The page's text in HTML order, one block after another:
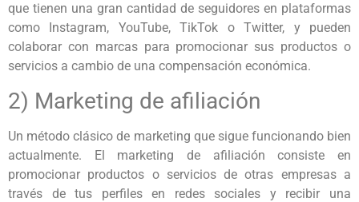
que tienen una gran cantidad de seguidores en plataformas
como Instagram, YouTube, TikTok o Twitter, y pueden
colaborar con marcas para promocionar sus productos o
servicios a cambio de una compensación económica.
2) Marketing de afiliación
Un método clásico de marketing que sigue funcionando bien
actualmente. El marketing de afiliación consiste en
promocionar productos o servicios de otras empresas a
través de tus perfiles en redes sociales y recibir una